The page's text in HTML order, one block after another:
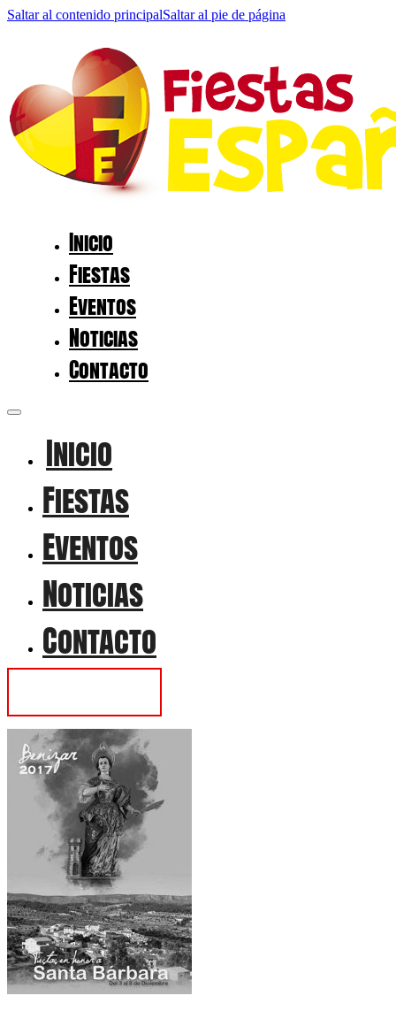
Saltar al contenido principalSaltar al pie de página
Inicio
Fiestas
Eventos
Noticias
Contacto
Inicio
Fiestas
Eventos
Noticias
Contacto